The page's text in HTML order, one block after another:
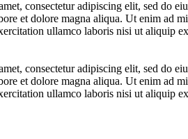
consectetur adipiscing elit, sed do
et dolore magna aliqua. Ut enim ad
ullamco laboris nisi ut aliquip
consectetur adipiscing elit, sed do
et dolore magna aliqua. Ut enim ad
ullamco laboris nisi ut aliquip